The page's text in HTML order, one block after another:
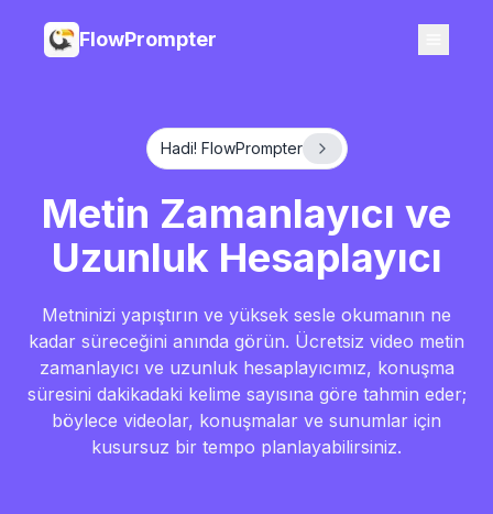
FlowPrompter
Hadi! FlowPrompter
Metin Zamanlayıcı ve
Uzunluk Hesaplayıcı
Metninizi yapıştırın ve yüksek sesle okumanın ne
kadar süreceğini anında görün. Ücretsiz video metin
zamanlayıcı ve uzunluk hesaplayıcımız, konuşma
süresini dakikadaki kelime sayısına göre tahmin eder;
böylece videolar, konuşmalar ve sunumlar için
kusursuz bir tempo planlayabilirsiniz.